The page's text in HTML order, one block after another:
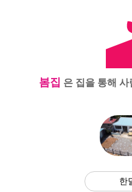
봄집 은 집을 통해
한